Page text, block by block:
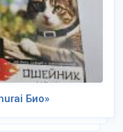
Био»